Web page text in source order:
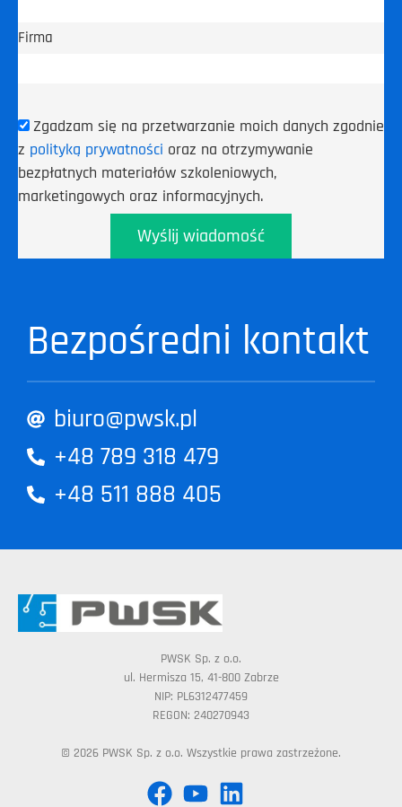
Firma
Zgadzam się na przetwarzanie moich danych zgodnie
z polityką prywatności oraz na otrzymywanie
bezpłatnych materiałów szkoleniowych,
marketingowych oraz informacyjnych.
Wyślij wiadomość
Bezpośredni kontakt
biuro@pwsk.pl
+48 789 318 479
+48 511 888 405
PWSK Sp. z o.o.
ul. Hermisza 15, 41-800 Zabrze
NIP: PL6312477459
REGON: 240270943
© 2026 PWSK Sp. z o.o. Wszystkie prawa zastrzeżone.